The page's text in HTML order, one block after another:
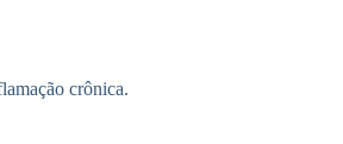
crônica.